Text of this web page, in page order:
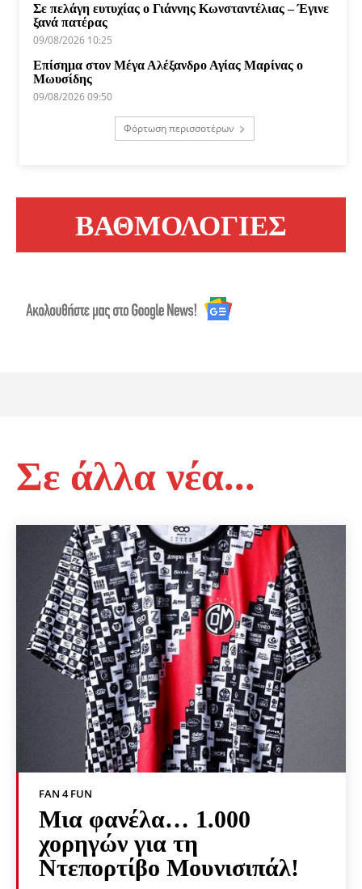
Σε πελάγη ευτυχίας ο Γιάννης Κωνσταντέλιας – Έγινε
ξανά πατέρας
09/08/2026 10:25
Επίσημα στον Μέγα Αλέξανδρο Αγίας Μαρίνας ο
Μωυσίδης
09/08/2026 09:50
Φόρτωση περισσοτέρων
ΒΑΘΜΟΛΟΓΙΕΣ
Σε άλλα νέα...
FAN 4 FUN
Μια φανέλα… 1.000
χορηγών για τη
Ντεπορτίβο Μουνισιπάλ!